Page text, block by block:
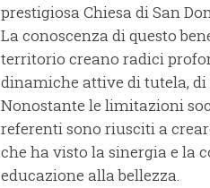
prestigiosa Chiesa di San
La conoscenza di questo
territorio creano radici
dinamiche attive di tutela,
Nonostante le limitazioni
referenti sono riusciti a
che ha visto la sinergia e la
educazione alla bellezza.